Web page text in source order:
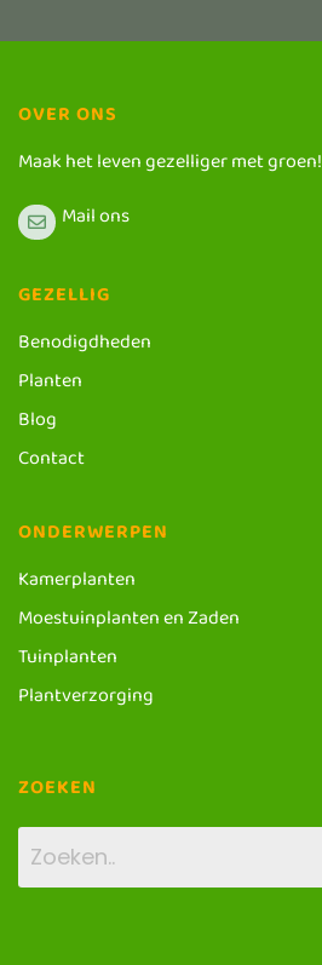
OVER ONS
Maak het leven gezelliger met groen!
Mail ons
GEZELLIG
Benodigdheden
Planten
Blog
Contact
ONDERWERPEN
Kamerplanten
Moestuinplanten en Zaden
Tuinplanten
Plantverzorging
ZOEKEN